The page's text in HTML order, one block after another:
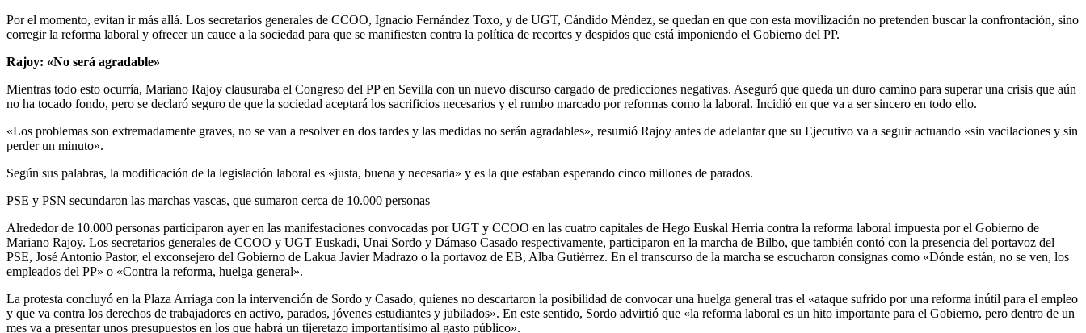
Por el momento, evitan ir más allá. Los secretarios generales de CCOO, Ignacio Fernández Toxo, y de UGT, Cándido Méndez, se quedan en que con esta movilización no pretenden buscar la confrontación, sino
corregir la reforma laboral y ofrecer un cauce a la sociedad para que se manifiesten contra la política de recortes y despidos que está imponiendo el Gobierno del PP.
Rajoy: «No será agradable»
Mientras todo esto ocurría, Mariano Rajoy clausuraba el Congreso del PP en Sevilla con un nuevo discurso cargado de predicciones negativas. Aseguró que queda un duro camino para superar una crisis que aún
no ha tocado fondo, pero se declaró seguro de que la sociedad aceptará los sacrificios necesarios y el rumbo marcado por reformas como la laboral. Incidió en que va a ser sincero en todo ello.
«Los problemas son extremadamente graves, no se van a resolver en dos tardes y las medidas no serán agradables», resumió Rajoy antes de adelantar que su Ejecutivo va a seguir actuando «sin vacilaciones y sin
perder un minuto».
Según sus palabras, la modificación de la legislación laboral es «justa, buena y necesaria» y es la que estaban esperando cinco millones de parados.
PSE y PSN secundaron las marchas vascas, que sumaron cerca de 10.000 personas
Alrededor de 10.000 personas participaron ayer en las manifestaciones convocadas por UGT y CCOO en las cuatro capitales de Hego Euskal Herria contra la reforma laboral impuesta por el Gobierno de
Mariano Rajoy. Los secretarios generales de CCOO y UGT Euskadi, Unai Sordo y Dámaso Casado respectivamente, participaron en la marcha de Bilbo, que también contó con la presencia del portavoz del
PSE, José Antonio Pastor, el exconsejero del Gobierno de Lakua Javier Madrazo o la portavoz de EB, Alba Gutiérrez. En el transcurso de la marcha se escucharon consignas como «Dónde están, no se ven, los
empleados del PP» o «Contra la reforma, huelga general».
La protesta concluyó en la Plaza Arriaga con la intervención de Sordo y Casado, quienes no descartaron la posibilidad de convocar una huelga general tras el «ataque sufrido por una reforma inútil para el empleo
y que va contra los derechos de trabajadores en activo, parados, jóvenes estudiantes y jubilados». En este sentido, Sordo advirtió que «la reforma laboral es un hito importante para el Gobierno, pero dentro de un
mes va a presentar unos presupuestos en los que habrá un tijeretazo importantísimo al gasto público».